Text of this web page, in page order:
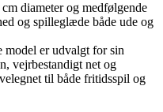
diameter og medfølgende
og spilleglæde både ude og
model er udvalgt for sin
vejrbestandigt net og
til både fritidsspil og